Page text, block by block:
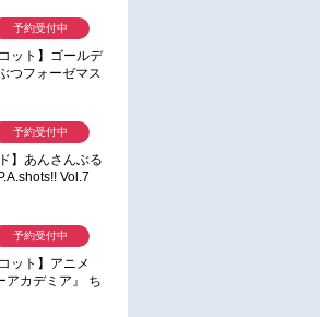
ット】ゴールデ
つフォーゼマス
尉【再販】
予約受付中
】あんさんぶる
Vol.7
予約受付中
ット】アニメ
アカデミア』 ち
7.轟凍焦
予約受付中